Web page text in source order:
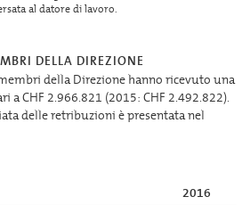
al datore di lavoro.
DELLA DIREZIONE
della Direzione hanno ricevuto una
a CHF 2.966.821 (2015: CHF 2.492.822).
delle retribuzioni è presentata nel
2016